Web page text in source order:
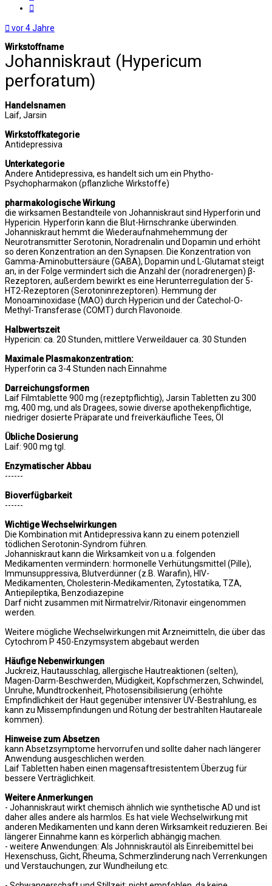
vor 4 Jahre
Wirkstoffname
Johanniskraut (Hypericum
perforatum)
Handelsnamen
Laif, Jarsin
Wirkstoffkategorie
Antidepressiva
Unterkategorie
Andere Antidepressiva, es handelt sich um ein Phytho-
Psychopharmakon (pflanzliche Wirkstoffe)
pharmakologische Wirkung
die wirksamen Bestandteile von Johanniskraut sind Hyperforin und
Hypericin. Hyperforin kann die Blut-Hirnschranke überwinden.
Johanniskraut hemmt die Wiederaufnahmehemmung der
Neurotransmitter Serotonin, Noradrenalin und Dopamin und erhöht
so deren Konzentration an den Synapsen. Die Konzentration von
Gamma-Aminobuttersäure (GABA), Dopamin und L-Glutamat steigt
an, in der Folge vermindert sich die Anzahl der (noradrenergen) β-
Rezeptoren, außerdem bewirkt es eine Herunterregulation der 5-
HT2-Rezeptoren (Serotoninrezeptoren). Hemmung der
Monoaminoxidase (MAO) durch Hypericin und der Catechol-O-
Methyl-Transferase (COMT) durch Flavonoide.
Halbwertszeit
Hypericin: ca. 20 Stunden, mittlere Verweildauer ca. 30 Stunden
Maximale Plasmakonzentration:
Hyperforin ca 3-4 Stunden nach Einnahme
Darreichungsformen
Laif Filmtablette 900 mg (rezeptpflichtig), Jarsin Tabletten zu 300
mg, 400 mg, und als Dragees, sowie diverse apothekenpflichtige,
niedriger dosierte Präparate und freiverkäufliche Tees, Öl
Übliche Dosierung
Laif: 900 mg tgl.
Enzymatischer Abbau
------
Bioverfügbarkeit
------
Wichtige Wechselwirkungen
Die Kombination mit Antidepressiva kann zu einem potenziell
tödlichen Serotonin-Syndrom führen.
Johanniskraut kann die Wirksamkeit von u.a. folgenden
Medikamenten vermindern: hormonelle Verhütungsmittel (Pille),
Immunsuppressiva, Blutverdünner (z.B. Warafin), HIV-
Medikamenten, Cholesterin-Medikamenten, Zytostatika, TZA,
Antiepileptika, Benzodiazepine
Darf nicht zusammen mit Nirmatrelvir/Ritonavir eingenommen
werden.
Weitere mögliche Wechselwirkungen mit Arzneimitteln, die über das
Cytochrom P 450-Enzymsystem abgebaut werden
Häufige Nebenwirkungen
Juckreiz, Hautausschlag, allergische Hautreaktionen (selten),
Magen-Darm-Beschwerden, Müdigkeit, Kopfschmerzen, Schwindel,
Unruhe, Mundtrockenheit, Photosensibilisierung (erhöhte
Empfindlichkeit der Haut gegenüber intensiver UV-Bestrahlung, es
kann zu Missempfindungen und Rötung der bestrahlten Hautareale
kommen).
Hinweise zum Absetzen
kann Absetzsymptome hervorrufen und sollte daher nach längerer
Anwendung ausgeschlichen werden.
Laif Tabletten haben einen magensaftresistentem Überzug für
bessere Verträglichkeit.
Weitere Anmerkungen
- Johanniskraut wirkt chemisch ähnlich wie synthetische AD und ist
daher alles andere als harmlos. Es hat viele Wechselwirkung mit
anderen Medikamenten und kann deren Wirksamkeit reduzieren. Bei
längerer Einnahme kann es körperlich abhängig machen.
- weitere Anwendungen: Als Johnniskrautöl als Einreibemittel bei
Hexenschuss, Gicht, Rheuma, Schmerzlinderung nach Verrenkungen
und Verstauchungen, zur Wundheilung etc.